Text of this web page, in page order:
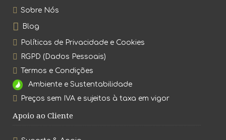
Sobre Nós
Blog
Políticas de Privacidade e Cookies
RGPD (Dados Pessoais)
Termos e Condições
Ambiente e Sustentabilidade
Preços sem IVA e sujeitos à taxa em vigor
Apoio ao Cliente